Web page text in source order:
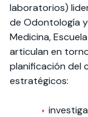
laboratorios)
de Odontología
Medicina,
articulan en
planificación del
estratégicos: